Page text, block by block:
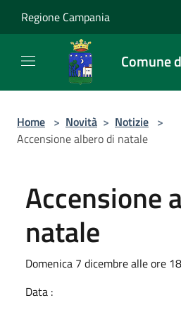
Regione Campania
Comune
Home > Novità > Notizie >
Accensione albero di natale
Accensione
natale
Domenica 7 dicembre alle ore
Data :